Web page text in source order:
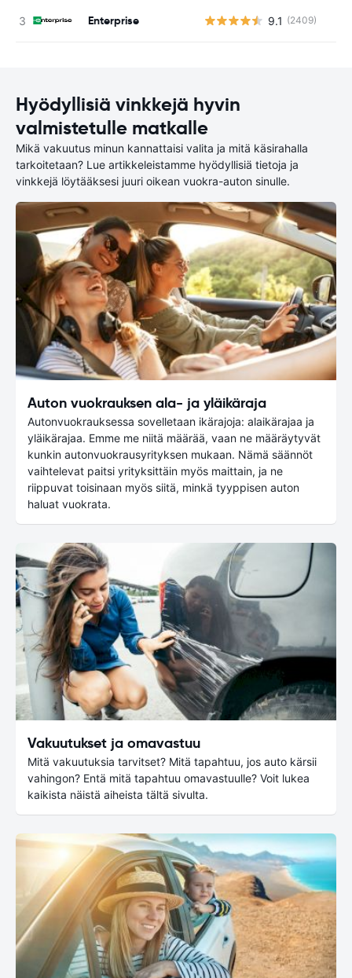
Enterprise 9.1 (2409)
Hyödyllisiä vinkkejä hyvin
valmistetulle matkalle
Mikä vakuutus minun kannattaisi valita ja mitä käsirahalla
tarkoitetaan? Lue artikkeleistamme hyödyllisiä tietoja ja
vinkkejä löytääksesi juuri oikean vuokra-auton sinulle.
Auton vuokrauksen ala- ja yläikäraja
Autonvuokrauksessa sovelletaan ikärajoja: alaikärajaa ja
yläikärajaa. Emme me niitä määrää, vaan ne määräytyvät
kunkin autonvuokrausyrityksen mukaan. Nämä säännöt
vaihtelevat paitsi yrityksittäin myös maittain, ja ne
riippuvat toisinaan myös siitä, minkä tyyppisen auton
haluat vuokrata.
Vakuutukset ja omavastuu
Mitä vakuutuksia tarvitset? Mitä tapahtuu, jos auto kärsii
vahingon? Entä mitä tapahtuu omavastuulle? Voit lukea
kaikista näistä aiheista tältä sivulta.